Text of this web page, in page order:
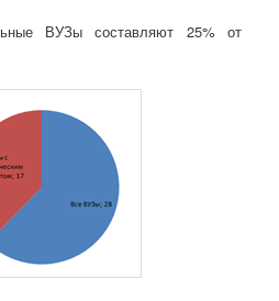
ВУЗы составляют 25% от